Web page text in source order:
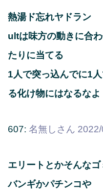
熱湯ド忘れヤドラン
ultは味方の動きに合
たりに当てる
1人で突っ込んでに1
る化け物にはなるなよ
607: 名無しさん
エリートとかそんな
バンギかパチンコや